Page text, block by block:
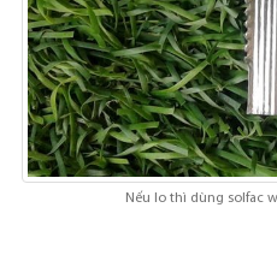
Nếu lo thì dùng solfac